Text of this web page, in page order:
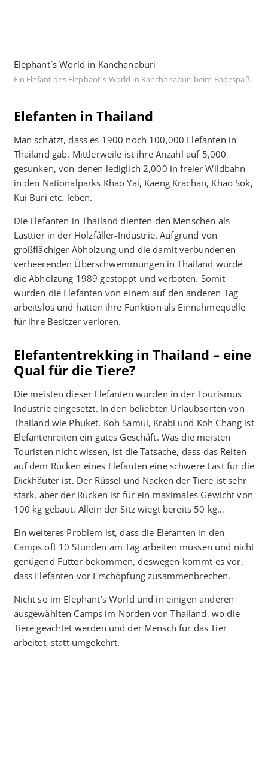
Elephant´s World in Kanchanaburi
Ein Elefant des Elephant´s World in Kanchanaburi beim Badespaß.
Elefanten in Thailand
Man schätzt, dass es 1900 noch 100,000 Elefanten in
Thailand gab. Mittlerweile ist ihre Anzahl auf 5,000
gesunken, von denen lediglich 2,000 in freier Wildbahn
in den Nationalparks Khao Yai, Kaeng Krachan, Khao Sok,
Kui Buri etc. leben.
Die Elefanten in Thailand dienten den Menschen als
Lasttier in der Holzfäller-Industrie. Aufgrund von
großflächiger Abholzung und die damit verbundenen
verheerenden Überschwemmungen in Thailand wurde
die Abholzung 1989 gestoppt und verboten. Somit
wurden die Elefanten von einem auf den anderen Tag
arbeitslos und hatten ihre Funktion als Einnahmequelle
für ihre Besitzer verloren.
Elefantentrekking in Thailand – eine
Qual für die Tiere?
Die meisten dieser Elefanten wurden in der Tourismus
Industrie eingesetzt. In den beliebten Urlaubsorten von
Thailand wie Phuket, Koh Samui, Krabi und Koh Chang ist
Elefantenreiten ein gutes Geschäft. Was die meisten
Touristen nicht wissen, ist die Tatsache, dass das Reiten
auf dem Rücken eines Elefanten eine schwere Last für die
Dickhäuter ist. Der Rüssel und Nacken der Tiere ist sehr
stark, aber der Rücken ist für ein maximales Gewicht von
100 kg gebaut. Allein der Sitz wiegt bereits 50 kg…
Ein weiteres Problem ist, dass die Elefanten in den
Camps oft 10 Stunden am Tag arbeiten müssen und nicht
genügend Futter bekommen, deswegen kommt es vor,
dass Elefanten vor Erschöpfung zusammenbrechen.
Nicht so im Elephant’s World und in einigen anderen
ausgewählten Camps im Norden von Thailand, wo die
Tiere geachtet werden und der Mensch für das Tier
arbeitet, statt umgekehrt.